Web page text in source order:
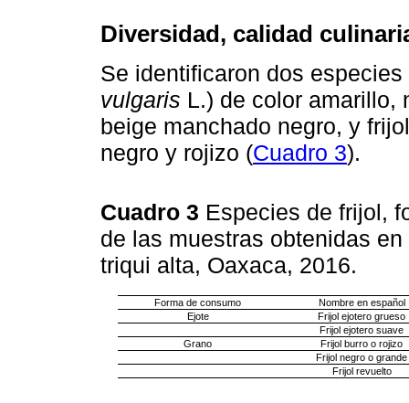
Diversidad, calidad
Se identificaron dos
vulgaris L.) de color amarillo,
beige manchado negro, y
negro y rojizo (Cuadro 3).
Cuadro 3 Especies de frijol,
de las muestras obtenidas
triqui alta, Oaxaca, 2016.
Forma de consumo
Nombre en español
Ejote
Frijol ejotero grueso
Frijol ejotero suave
Grano
Frijol burro o rojizo
Frijol negro o grande
Frijol revuelto